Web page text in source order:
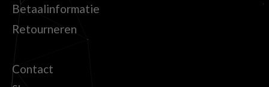
Betaalinformatie
Retourneren
Contact